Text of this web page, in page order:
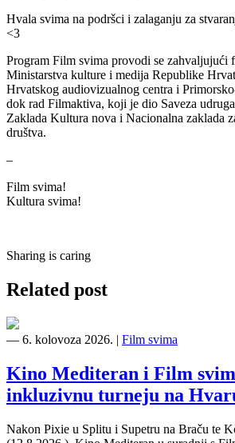
Hvala svima na podršci i zalaganju za
<3
Program Film svima provodi se zahvaljujući
Ministarstva kulture i medija Republike
Hrvatskog audiovizualnog centra i
dok rad Filmaktiva, koji je dio Saveza
Zaklada Kultura nova i Nacionalna zaklada
društva.
–
Film svima!
Kultura svima!
Sharing is caring
Related post
― 6. kolovoza 2026. | Film svima
Kino Mediteran i Film
inkluzivnu turneju na
Nakon Pixie u Splitu i Supetru na Braču te